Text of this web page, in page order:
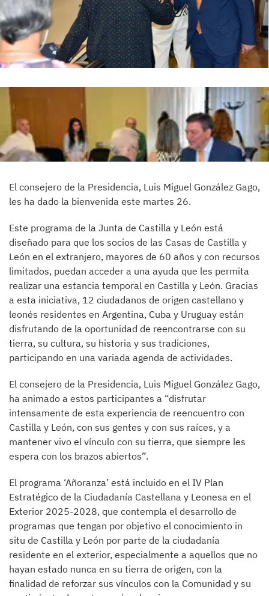
El consejero de la Presidencia, Luis Miguel González Gago,
les ha dado la bienvenida este martes 26.
Este programa de la Junta de Castilla y León está
diseñado para que los socios de las Casas de Castilla y
León en el extranjero, mayores de 60 años y con recursos
limitados, puedan acceder a una ayuda que les permita
realizar una estancia temporal en Castilla y León. Gracias
a esta iniciativa, 12 ciudadanos de origen castellano y
leonés residentes en Argentina, Cuba y Uruguay están
disfrutando de la oportunidad de reencontrarse con su
tierra, su cultura, su historia y sus tradiciones,
participando en una variada agenda de actividades.
El consejero de la Presidencia, Luis Miguel González Gago,
ha animado a estos participantes a “disfrutar
intensamente de esta experiencia de reencuentro con
Castilla y León, con sus gentes y con sus raíces, y a
mantener vivo el vínculo con su tierra, que siempre les
espera con los brazos abiertos”.
El programa ‘Añoranza’ está incluido en el IV Plan
Estratégico de la Ciudadanía Castellana y Leonesa en el
Exterior 2025-2028, que contempla el desarrollo de
programas que tengan por objetivo el conocimiento in
situ de Castilla y León por parte de la ciudadanía
residente en el exterior, especialmente a aquellos que no
hayan estado nunca en su tierra de origen, con la
finalidad de reforzar sus vínculos con la Comunidad y su